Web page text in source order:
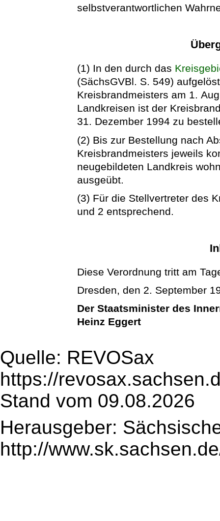
selbstverantwortlichen
(1) In den durch das
(SächsGVBl. S. 549)
Kreisbrandmeisters am 1.
Landkreisen ist der
31. Dezember 1994 zu
(2) Bis zur Bestellung nach
Kreisbrandmeisters jeweils
neugebildeten Landkreis
ausgeübt.
(3) Für die Stellvertreter des
und 2 entsprechend.
Diese Verordnung tritt am
Dresden, den 2. September
Der Staatsminister des
Heinz Eggert
Quelle: REVOSax
https://
Stand vom 09.08.2026
Herausgeber:
http://